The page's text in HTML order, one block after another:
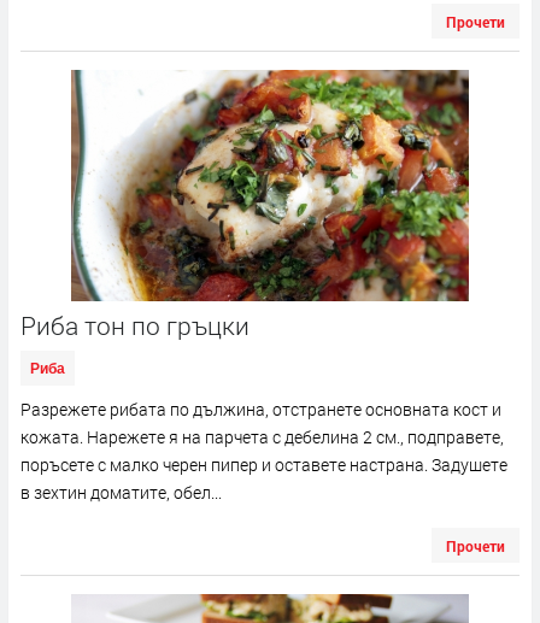
Прочети
Риба тон по гръцки
Риба
Разрежете рибата по дължина, отстранете основната кост и
кожата. Нарежете я на парчета с дебелина 2 см., подправете,
поръсете с малко черен пипер и оставете настрана. Задушете
в зехтин доматите, обел...
Прочети